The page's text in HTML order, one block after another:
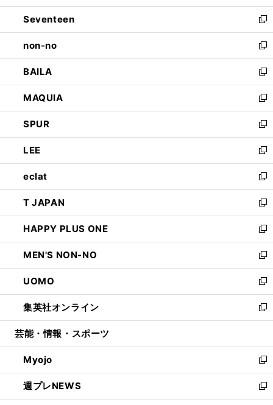
開
く
ウ
で
開
く
ン
ド
ウ
で
開
く
Seventeen
新
し
い
ウ
ィ
ン
ド
ウ
で
開
く
non-no
新
し
い
ウ
ィ
ン
ド
ウ
で
開
く
BAILA
新
し
い
ウ
ィ
ン
ド
ウ
で
開
く
MAQUIA
新
し
い
ウ
ィ
ン
ド
ウ
で
開
く
SPUR
新
し
い
ウ
ィ
ン
ド
ウ
で
開
く
LEE
新
し
い
ウ
ィ
ン
ド
ウ
で
開
く
eclat
新
し
い
ウ
ィ
ン
ド
ウ
で
開
く
T JAPAN
新
し
い
ウ
ィ
ン
ド
ウ
で
開
HAPPY PLUS ONE
新
し
い
ウ
ィ
ン
ド
ウ
開
く
MEN'S NON-NO
新
し
い
ウ
ィ
ン
ウ
で
開
く
UOMO
新
し
い
ウ
ン
ド
ウ
で
開
集英社オンライン
新
し
ウ
ィ
ン
ド
ウ
芸能・情報・スポーツ
Myojo
新
し
い
ウ
週プレNEWS
新
し